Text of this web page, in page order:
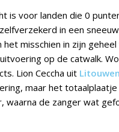
is voor landen die 0
in een
misschien in zijn
op de catwalk.
Lion Ceccha uit Litouwen
maar het
waarna de zanger wat